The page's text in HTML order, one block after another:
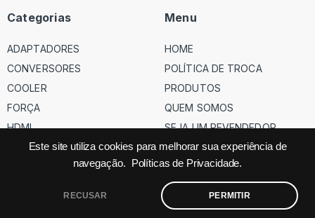
Este site utiliza cookies para melhorar sua experiência de
navegação.
Políticas de Privacidade.
RECUSAR PERMITIR
Categorias
ADAPTADORES
CONVERSORES
COOLER
FORÇA
HDMI
Menu
HOME
POLÍTICA DE TROCA
PRODUTOS
QUEM SOMOS
SEJA UM REVENDEDOR